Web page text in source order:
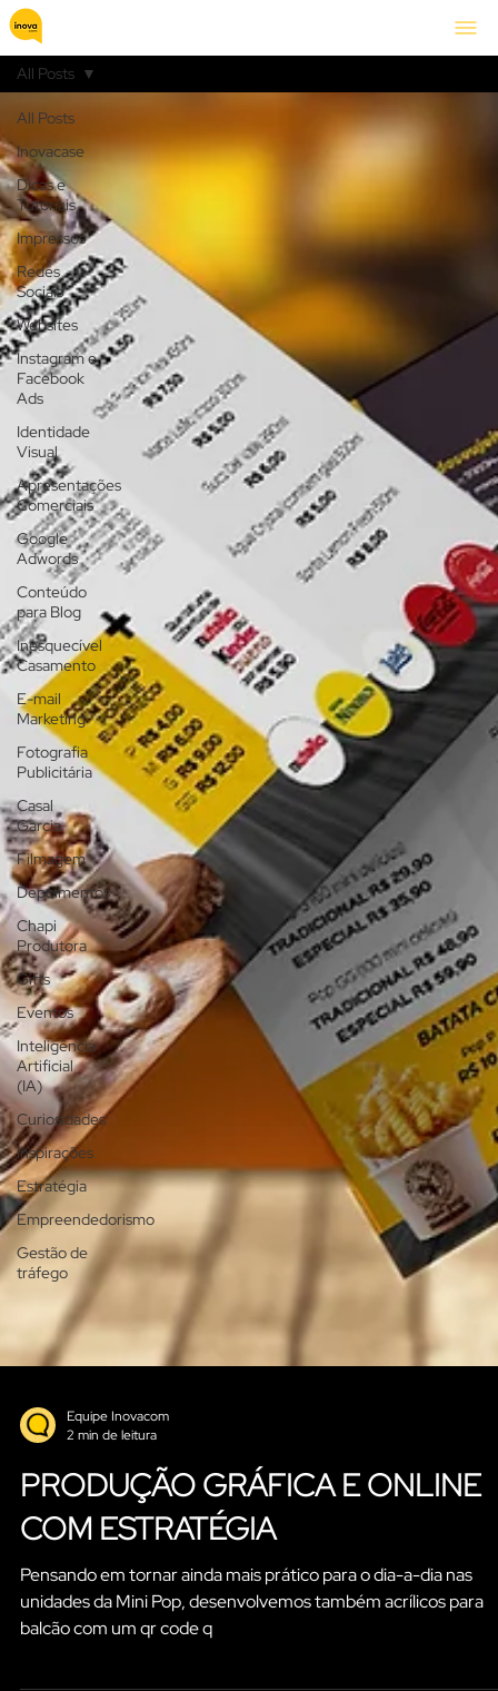
All Posts
Inovacase
Dicas e
Tutoriais
Impressos
Redes
Sociais
Websites
Instagram e
Facebook
Ads
Identidade
Visual
Apresentações
Comerciais
Google
Adwords
Conteúdo
para Blog
Inesquecível
Casamento
E-mail
Marketing
Fotografia
Publicitária
Casal
Garcia
Filmagem
Depoimentos
Chapi
Produtora
Gifts
Eventos
Inteligência
Artificial
(IA)
Curiosidades
Inspirações
Estratégia
Empreendedorismo
Gestão de
tráfego
All Posts
2 min de leitura
PRODUÇÃO GRÁFICA E ONLINE
COM ESTRATÉGIA
Pensando em tornar ainda mais prático para o dia-a-dia nas
unidades da Mini Pop, desenvolvemos também acrílicos para